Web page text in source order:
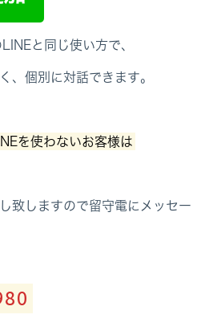
と同じ使い方で、
、個別に対話できます。
を使わないお客様は
致しますので留守電にメッセー